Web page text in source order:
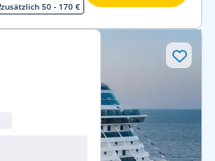
zusätzlich 50 - 170 €